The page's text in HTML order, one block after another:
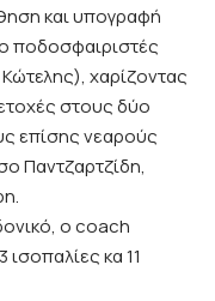
και υπογραφή
ποδοσφαιριστές
χαρίζοντας
στους δύο
επίσης νεαρούς
Παντζαρτζίδη,
ο coach
κα 11